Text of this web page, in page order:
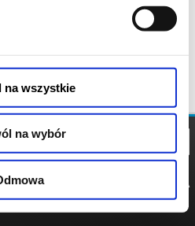
na wszystkie
na wybór
POLITYKA